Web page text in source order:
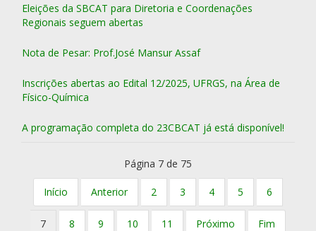
Eleições da SBCAT para Diretoria e Coordenações
Regionais seguem abertas
Nota de Pesar: Prof.José Mansur Assaf
Inscrições abertas ao Edital 12/2025, UFRGS, na Área de
Físico-Química
A programação completa do 23CBCAT já está disponível!
Página 7 de 75
Início Anterior 2 3 4 5 6
7 8 9 10 11 Próximo Fim